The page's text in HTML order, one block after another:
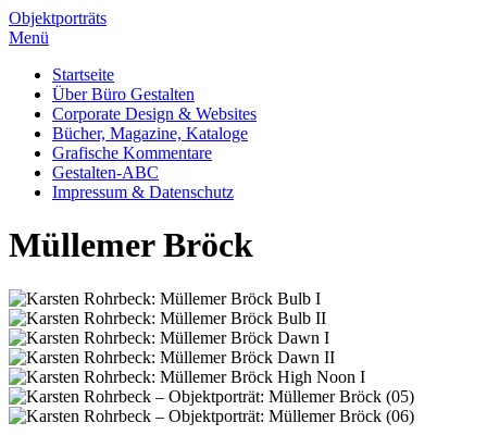
Objektporträts
Menü
Startseite
Über Büro Gestalten
Corporate Design & Websites
Bücher, Magazine, Kataloge
Grafische Kommentare
Gestalten-ABC
Impressum & Datenschutz
Müllemer Bröck